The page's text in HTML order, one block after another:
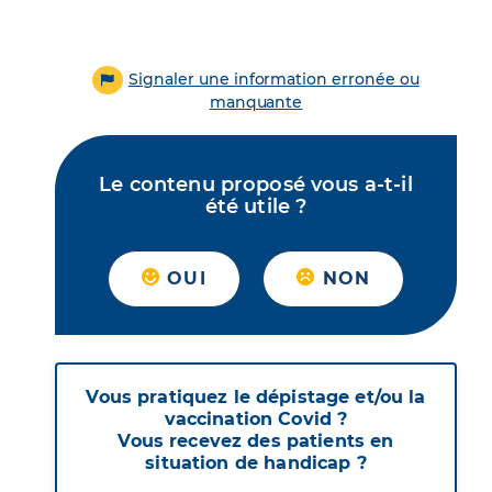
Signaler une information erronée ou
manquante
Le contenu proposé vous a-t-il
été utile ?
OUI NON
Vous pratiquez le dépistage et/ou la
vaccination Covid ?
Vous recevez des patients en
situation de handicap ?